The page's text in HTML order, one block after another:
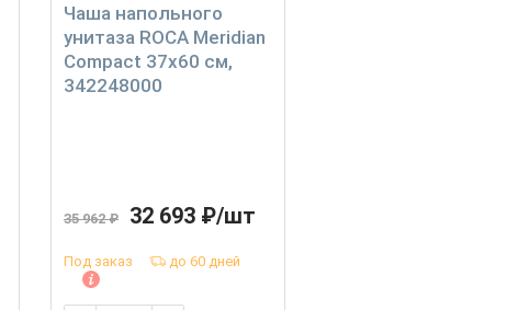
Чаша напольного
унитаза ROCA Meridian
Compact 37х60 см,
342248000
35 962 ₽ 32 693 ₽/шт
Под заказ до 60 дней